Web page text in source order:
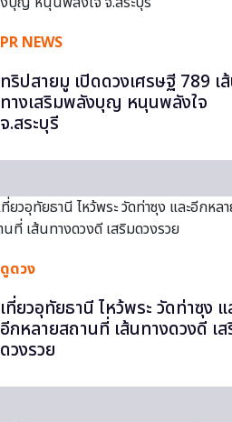
PR NEWS
ทริปสายมู เปิดดวงเศรษฐี 789 เ
ทางเสริมพลังบุญ หนุนพลังใจ
จ.สระบุรี
ดูดวง
เที่ยวอุทัยธานี ไหว้พระ วัดท่าซุง แ
อีกหลายสถานที่ เส้นทางดวงดี เ
ดวงรวย